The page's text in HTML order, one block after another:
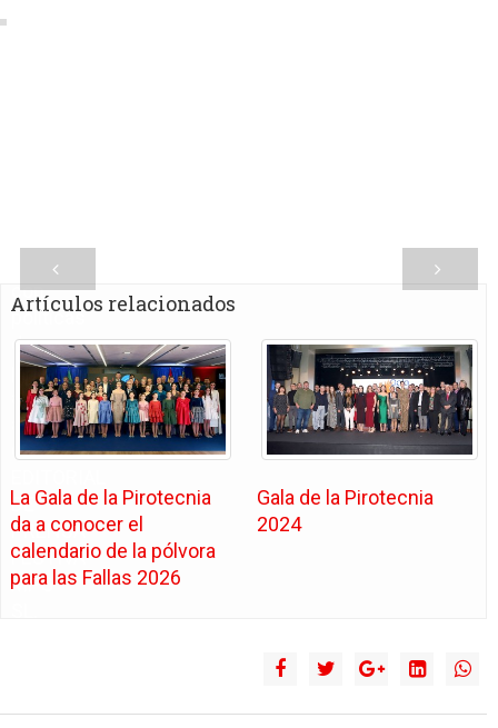
terceros
con
políticas
de
privacidad
ajenas
a
GRUPO
DE
PRENSA
FESTIVA
MPG
Artículos relacionados
La Gala de la Pirotecnia
da a conocer el
calendario de la pólvora
para las Fallas 2026
Gala de la Pirotecnia
2024